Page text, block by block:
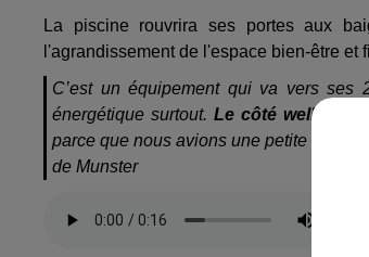
La piscine rouvrira ses portes aux
l'agrandissement de l'espace bien-être et
C’est un équipement qui va vers
énergétique surtout. Le côté wellness
parce que nous avions une petite salle
de Munster